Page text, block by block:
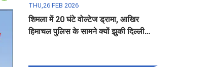
THU,26 FEB 2026
शिमला में 20 घंटे वोल्टेज ड्रामा, आखिर
हिमाचल पुलिस के सामने क्यों झुकी दिल्ली